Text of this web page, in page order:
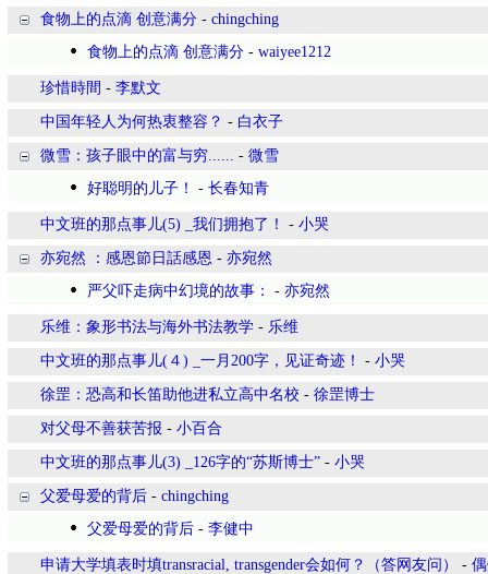
食物上的点滴 创意满分 - chingching
食物上的点滴 创意满分 - waiyee1212
珍惜時間 - 李默文
中国年轻人为何热衷整容？ - 白衣子
微雪：孩子眼中的富与穷...... - 微雪
好聪明的儿子！
- 长春知青
中文班的那点事儿(5) _我们拥抱了！ - 小哭
亦宛然 ：感恩節日話感恩 - 亦宛然
严父吓走病中幻境的故事：
- 亦宛然
乐维：象形书法与海外书法教学 - 乐维
中文班的那点事儿(４) _一月200字，见证奇迹！ - 小哭
徐罡：恐高和长笛助他进私立高中名校 - 徐罡博士
对父母不善获苦报 - 小百合
中文班的那点事儿(3) _126字的“苏斯博士” - 小哭
父爱母爱的背后 - chingching
父爱母爱的背后 - 李健中
申请大学填表时填transracial, transgender会如何？（答网友问） -